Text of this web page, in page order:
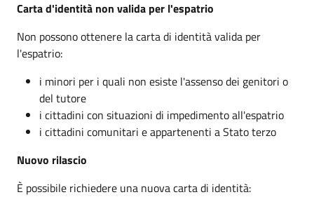
Carta d'identità non valida per l'espatrio
Non possono ottenere la carta di identità valida per
l'espatrio:
i minori per i quali non esiste l'assenso dei genitori o
del tutore
i cittadini con situazioni di impedimento all'espatrio
i cittadini comunitari e appartenenti a Stato terzo
Nuovo rilascio
È possibile richiedere una nuova carta di identità: